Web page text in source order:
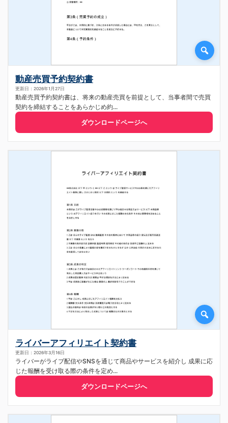
動産売買予約契約書
更新日：2026年1月27日
動産売買予約契約書は、将来の動産売買を前提として、当事者間で売買
契約を締結することをあらかじめ約...
ダウンロードページへ
ライバーアフィリエイト契約書
更新日：2026年3月16日
ライバーがライブ配信やSNSを通じて商品やサービスを紹介し 成果に応
じた報酬を受け取る際の条件を定め...
ダウンロードページへ